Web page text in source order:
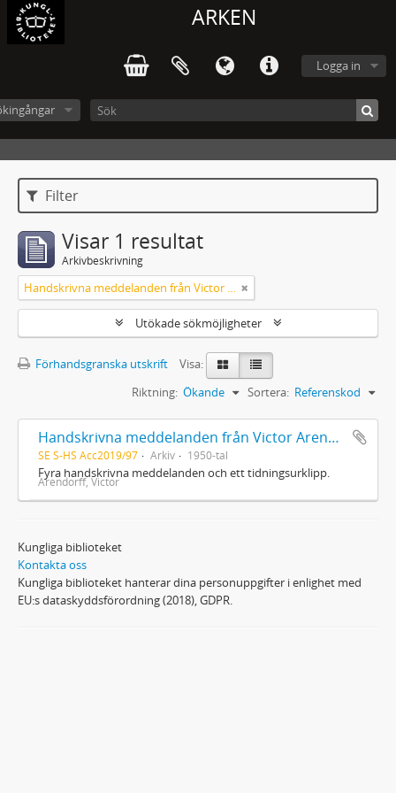
ARKEN
Logga in
Filter
Visar 1 resultat
Arkivbeskrivning
Handskrivna meddelanden från Victor Arendorff
Utökade sökmöjligheter
Förhandsgranska utskrift
Visa:
Sortera: Referenskod
Riktning: Ökande
Handskrivna meddelanden från Victor Arendorff
SE S-HS Acc2019/97 Arkiv 1950-tal
Fyra handskrivna meddelanden och ett tidningsurklipp.
Arendorff, Victor
Kungliga biblioteket
Kontakta oss
Kungliga biblioteket hanterar dina personuppgifter i enlighet med
EU:s dataskyddsförordning (2018), GDPR.